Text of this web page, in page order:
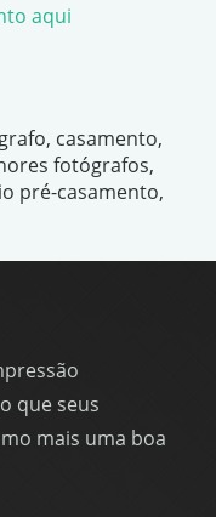
aqui
casamento,
fotógrafos,
pré-casamento,
que seus
mais uma boa